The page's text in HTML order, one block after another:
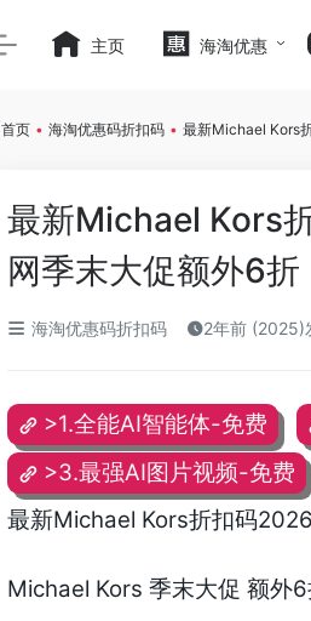
主页 海淘优惠
首页 • 海淘优惠码折扣码 • 最新Michael Kors
最新Michael Kors
网季末大促额外6折
海淘优惠码折扣码 2年前 (2025)
>1.全能AI智能体-免费
>3.最强AI图片视频-免费
最新Michael Kors折扣码
Michael Kors 季末大促 额外